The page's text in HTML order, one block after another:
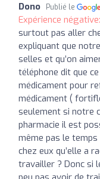
Dono Publié le
Expérience négative:
surtout pas aller
expliquant que
selles et qu’on
téléphone dit que
médicament pour
médicament (
seulement si notre
pharmacie il est
même pas le
chez eux qu’elle a
travailler ? Donc si